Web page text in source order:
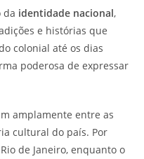
da identidade nacional,
e histórias que
colonial até os dias
poderosa de expressar
amplamente entre as
cultural do país. Por
de Janeiro, enquanto o